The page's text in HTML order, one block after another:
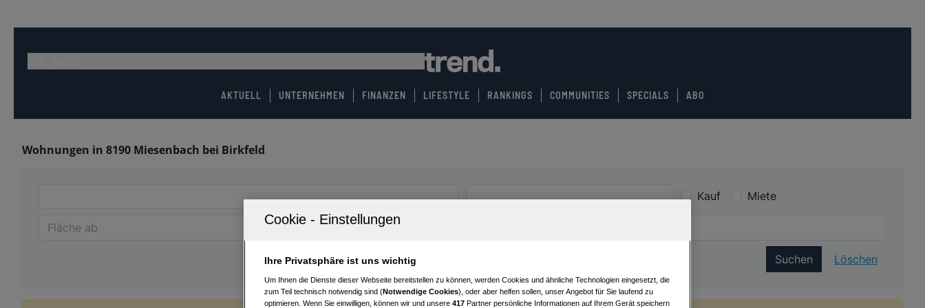
AKTUELL UNTERNEHMEN FINANZEN LIFESTYLE RANKINGS COMMUNITIES SPECIALS ABO
Wohnungen in 8190 Miesenbach bei Birkfeld
Kauf Miete
Suchen Löschen
Ihre Privatsphäre ist uns wichtig
Um Ihnen die Dienste dieser Webseite bereitstellen zu können, werden Cookies und ähnliche Technologien eingesetzt, die
zum Teil technisch notwendig sind (Notwendige Cookies), oder aber helfen sollen, unser Angebot für Sie laufend zu
optimieren. Wenn Sie einwilligen, können wir und unsere 417 Partner persönliche Informationen auf Ihrem Gerät speichern